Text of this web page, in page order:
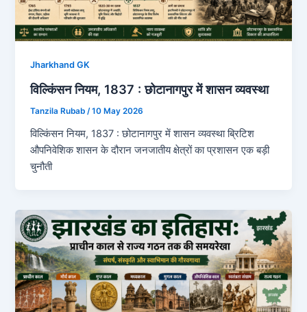
Jharkhand GK
विल्किंसन नियम, 1837 : छोटानागपुर में शासन व्यवस्था
Tanzila Rubab/10 May 2026
विल्किंसन नियम, 1837 : छोटानागपुर में शासन व्यवस्था ब्रिटिश
औपनिवेशिक शासन के दौरान जनजातीय क्षेत्रों का प्रशासन एक बड़ी
चुनौती